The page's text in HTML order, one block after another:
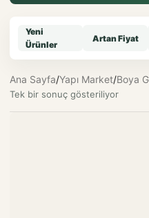
Yeni
Ürünler
Artan Fiyat
Ana Sayfa/Yapı Market/Boya
Tek bir sonuç gösteriliyor